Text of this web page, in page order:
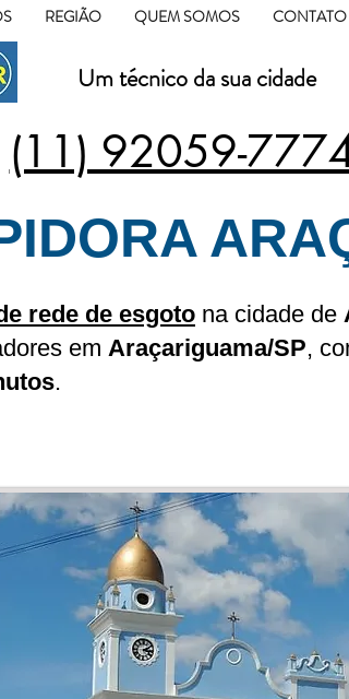
REGIÃO QUEM SOMOS CONTATO
Um técnico da sua cidade
(11) 92059-
rede de esgoto na cidade de
em Araçariguama/SP,
.